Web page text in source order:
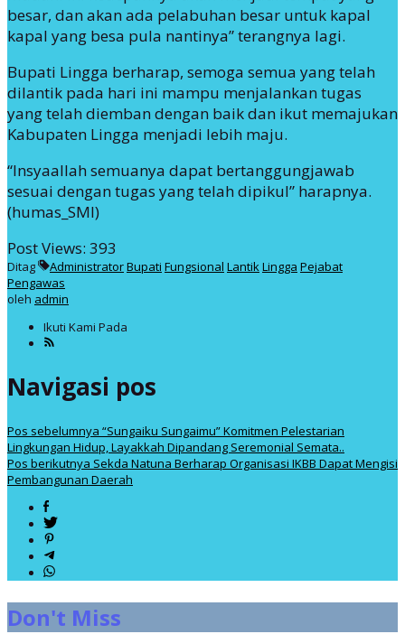
besar, dan akan ada pelabuhan besar untuk kapal
kapal yang besa pula nantinya” terangnya lagi.
Bupati Lingga berharap, semoga semua yang telah
dilantik pada hari ini mampu menjalankan tugas
yang telah diemban dengan baik dan ikut memajukan
Kabupaten Lingga menjadi lebih maju.
“Insyaallah semuanya dapat bertanggungjawab
sesuai dengan tugas yang telah dipikul” harapnya.
(humas_SMI)
Post Views: 393
Ditag AdministratorBupati Fungsional LantikLingga Pejabat
Pengawas
oleh admin
Ikuti Kami Pada
Navigasi pos
Pos sebelumnya “Sungaiku Sungaimu” Komitmen Pelestarian
Lingkungan Hidup, Layakkah Dipandang Seremonial Semata..
Pos berikutnya Sekda Natuna Berharap Organisasi IKBB Dapat Mengisi
Pembangunan Daerah
Don't Miss